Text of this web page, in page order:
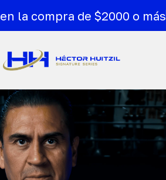
en la compra de $2000 o más